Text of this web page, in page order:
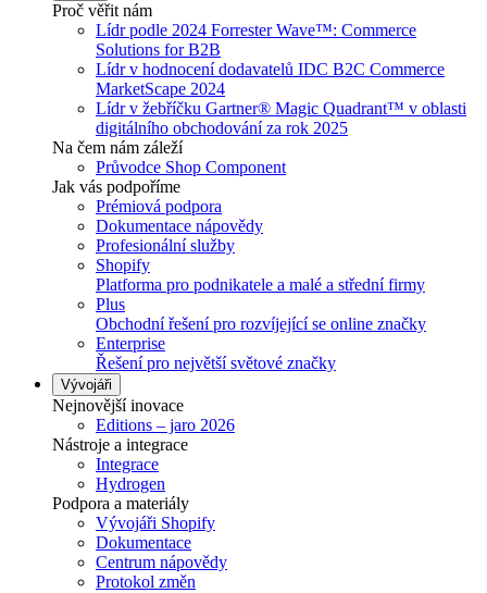
Proč věřit nám
Lídr podle 2024 Forrester Wave™: Commerce
Solutions for B2B
Lídr v hodnocení dodavatelů IDC B2C Commerce
MarketScape 2024
Lídr v žebříčku Gartner® Magic Quadrant™ v oblasti
digitálního obchodování za rok 2025
Na čem nám záleží
Průvodce Shop Component
Jak vás podpoříme
Prémiová podpora
Dokumentace nápovědy
Profesionální služby
Shopify
Platforma pro podnikatele a malé a střední firmy
Plus
Obchodní řešení pro rozvíjející se online značky
Enterprise
Řešení pro největší světové značky
Vývojáři
Nejnovější inovace
Editions – jaro 2026
Nástroje a integrace
Integrace
Hydrogen
Podpora a materiály
Vývojáři Shopify
Dokumentace
Centrum nápovědy
Protokol změn